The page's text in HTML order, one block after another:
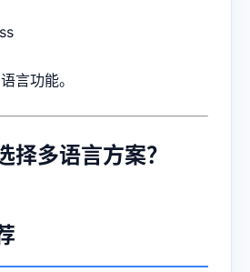
言功能。
择多语言方案？